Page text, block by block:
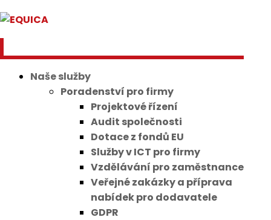
Naše služby
Poradenství pro firmy
Projektové řízení
Audit společnosti
Dotace z fondů EU
Služby v ICT pro firmy
Vzdělávání pro zaměstnance
Veřejné zakázky a příprava
nabídek pro dodavatele
GDPR